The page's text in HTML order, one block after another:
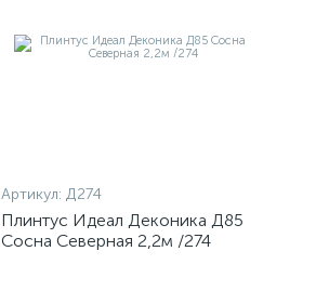
Артикул: Д274
Плинтус Идеал Деконика Д85
Сосна Северная 2,2м /274